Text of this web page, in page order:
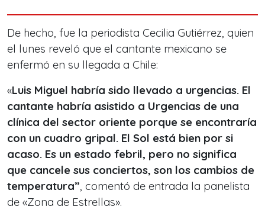
De hecho, fue la periodista Cecilia Gutiérrez, quien
el lunes reveló que el cantante mexicano se
enfermó en su llegada a Chile:
«Luis Miguel habría sido llevado a urgencias. El
cantante habría asistido a Urgencias de una
clínica del sector oriente porque se encontraría
con un cuadro gripal. El Sol está bien por si
acaso. Es un estado febril, pero no significa
que cancele sus conciertos, son los cambios de
temperatura”, comentó de entrada la panelista
de «Zona de Estrellas».